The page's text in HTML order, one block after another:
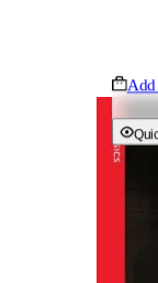
Add